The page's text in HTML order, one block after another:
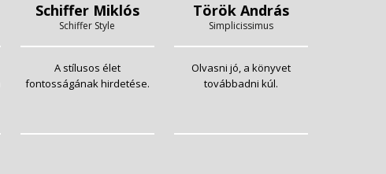
Schiffer Miklós
Schiffer Style
A stílusos élet
fontosságának hirdetése.
Török András
Simplicissimus
Olvasni jó, a könyvet
továbbadni kúl.